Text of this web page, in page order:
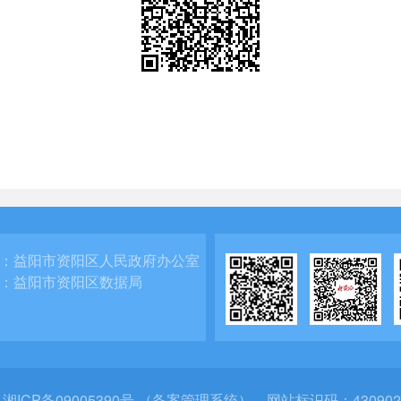
益阳市资阳区人民政府办公室
益阳市资阳区数据局